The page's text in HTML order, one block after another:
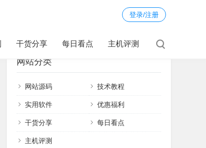
登录/注册
干货分享 每日看点 主机评测
网站分类
网站源码 技术教程
实用软件 优惠福利
干货分享 每日看点
主机评测